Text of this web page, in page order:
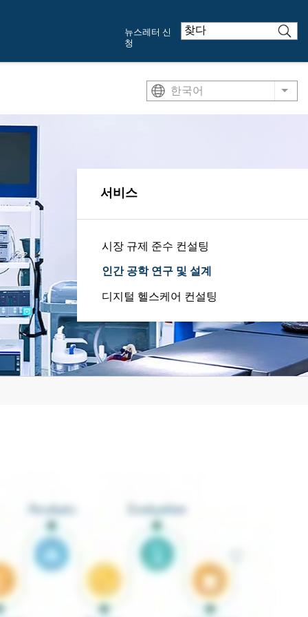
뉴스레터 신
청
한국어 List
서비스
시장 규제 준수 컨설팅
인간 공학 연구 및 설계
디지털 헬스케어 컨설팅